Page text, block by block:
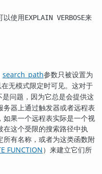
以使用EXPLAIN VERBOSE来
search_path参数只被设置为
无模式限定时可见。这对于
问题，因为它总是会提供这
器上通过触发器或者远程表
如果一个远程表实际是一个视
这个受限的搜索路径中执
有名称，或者为这类函数附
FUNCTION）来建立它们所